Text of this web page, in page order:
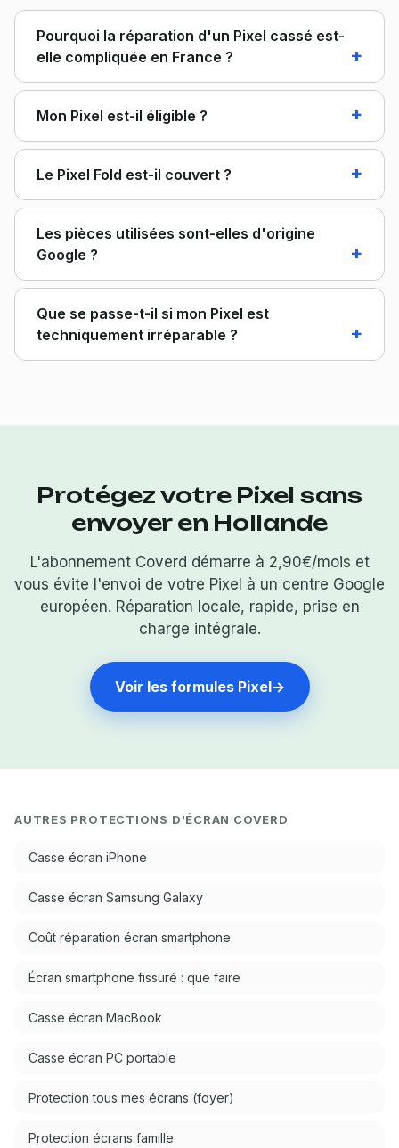
Pourquoi la réparation d'un Pixel cassé est-
elle compliquée en France ?
Mon Pixel est-il éligible ?
Le Pixel Fold est-il couvert ?
Les pièces utilisées sont-elles d'origine
Google ?
Que se passe-t-il si mon Pixel est
techniquement irréparable ?
Protégez votre Pixel sans
envoyer en Hollande
L'abonnement Coverd démarre à 2,90€/mois et
vous évite l'envoi de votre Pixel à un centre Google
européen. Réparation locale, rapide, prise en
charge intégrale.
Voir les formules Pixel→
AUTRES PROTECTIONS D'ÉCRAN COVERD
Casse écran iPhone
Casse écran Samsung Galaxy
Coût réparation écran smartphone
Écran smartphone fissuré : que faire
Casse écran MacBook
Casse écran PC portable
Protection tous mes écrans (foyer)
Protection écrans famille